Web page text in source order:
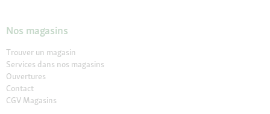
Nos magasins
Trouver un magasin
Services dans nos magasins
Ouvertures
Contact
CGV Magasins